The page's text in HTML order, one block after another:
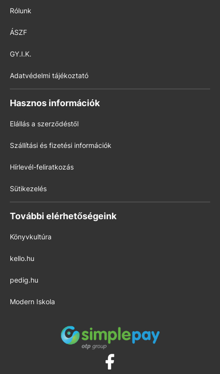
Rólunk
ÁSZF
GY.I.K.
Adatvédelmi tájékoztató
Hasznos információk
Elállás a szerződéstől
Szállítási és fizetési információk
Hírlevél-feliratkozás
Sütikezelés
További elérhetőségeink
Könyvkultúra
kello.hu
pedig.hu
Modern Iskola